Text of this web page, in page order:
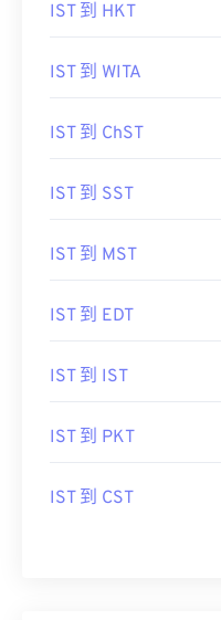
IST 到 HKT
IST 到 WITA
IST 到 ChST
IST 到 SST
IST 到 MST
IST 到 EDT
IST 到 IST
IST 到 PKT
IST 到 CST